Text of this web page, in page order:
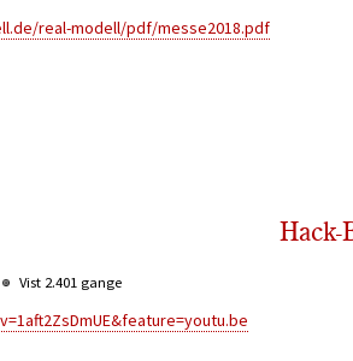
real-modell/pdf/messe2018.pdf
Hack-
Vist 2.401 gange